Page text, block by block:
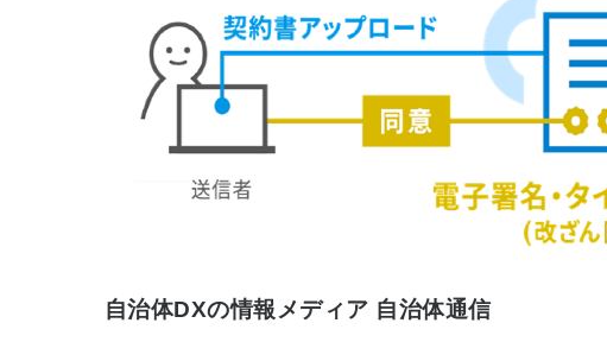
自治体DXの情報メディア 自治体通信